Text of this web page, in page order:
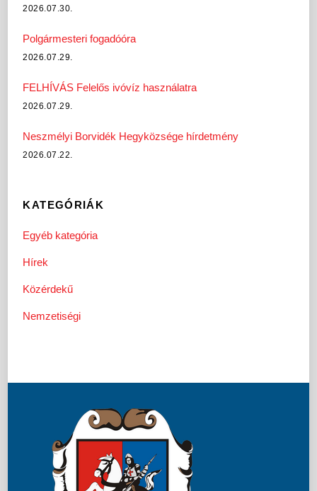
2026.07.30.
Polgármesteri fogadóóra
2026.07.29.
FELHÍVÁS Felelős ivóvíz használatra
2026.07.29.
Neszmélyi Borvidék Hegyközsége hírdetmény
2026.07.22.
KATEGÓRIÁK
Egyéb kategória
Hírek
Közérdekű
Nemzetiségi